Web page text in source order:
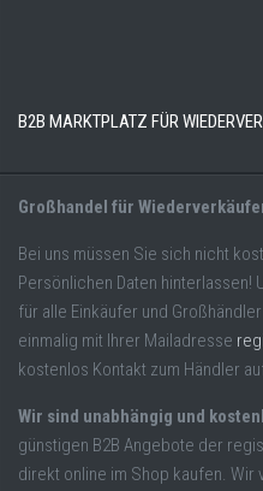
B2B MARKTPLATZ FÜR
Großhandel für
Bei uns müssen Sie sich nicht
Persönlichen Daten hinterlassen!
für alle Einkäufer und
einmalig mit Ihrer Mailadresse
kostenlos Kontakt zum Händler
Wir sind unabhängig und
günstigen B2B Angebote der
direkt online im Shop kaufen. Wir